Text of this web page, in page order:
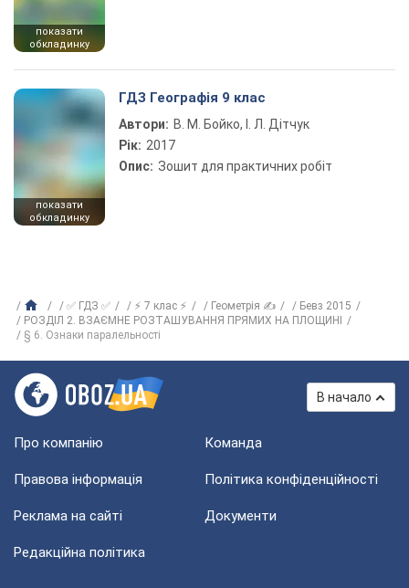
показати
обкладинку
показати
обкладинку
ГДЗ Географія 9 клас
Автори: В. М. Бойко, І. Л. Дітчук
Рік: 2017
Опис: Зошит для практичних робіт
✅ ГДЗ ✅ ⚡ 7 клас ⚡ Геометрія ✍
Бевз 2015
РОЗДІЛ 2. ВЗАЄМНЕ РОЗТАШУВАННЯ ПРЯМИХ НА ПЛОЩИНІ
§ 6. Ознаки паралельності
В начало
Про компанію Команда
Правова інформація Політика конфіденційності
Реклама на сайті Документи
Редакційна політика